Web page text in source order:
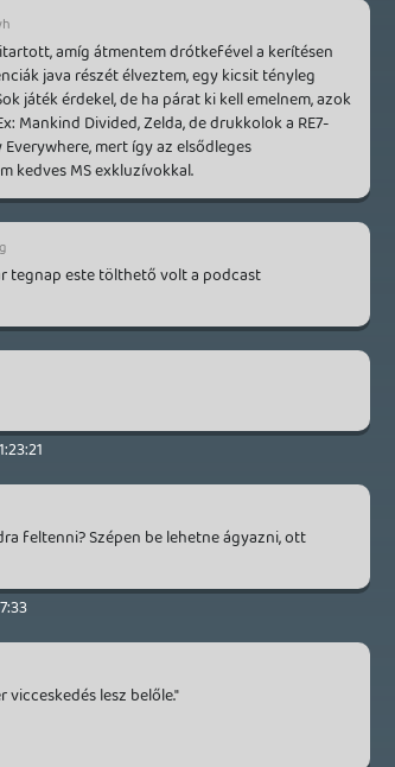
amíg átmentem drótkefével a kerítésen
java részét élveztem, egy kicsit tényleg
játék érdekel, de ha párat ki kell emelnem, azok
Mankind Divided, Zelda, de drukkolok a RE7-
mert így az elsődleges
kedves MS exkluzívokkal.
tegnap este tölthető volt a podcast
feltenni? Szépen be lehetne ágyazni, ott
lesz belőle."